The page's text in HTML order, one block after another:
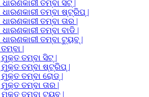
ଧାରଣକାରୀ ତମ୍ବା ସିଟ୍ |
ଧାରଣକାରୀ ତମ୍ବା ଷ୍ଟ୍ରିପ୍ |
ଧାରଣକାରୀ ତମ୍ବା ତାର |
ଧାରଣକାରୀ ତମ୍ବା ବାଡି |
ଧାରଣକାରୀ ତମ୍ବା ଟ୍ୟୁବ୍ |
|
ତମ୍ବା ସିଟ୍ |
ତମ୍ବା ଷ୍ଟ୍ରିପ୍ |
ତମ୍ବା ରୋଡ୍ |
ତମ୍ବା ତାର |
ତମ୍ବା ଟ୍ୟୁବ୍ |